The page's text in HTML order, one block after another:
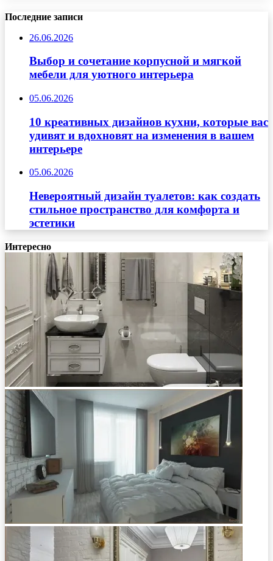
Последние записи
26.06.2026
Выбор и сочетание корпусной и мягкой
мебели для уютного интерьера
05.06.2026
10 креативных дизайнов кухни, которые вас
удивят и вдохновят на изменения в вашем
интерьере
05.06.2026
Невероятный дизайн туалетов: как создать
стильное пространство для комфорта и
эстетики
Интересно